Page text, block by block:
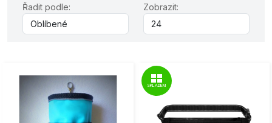
Řadit podle: Zobrazit:
SKLADEM